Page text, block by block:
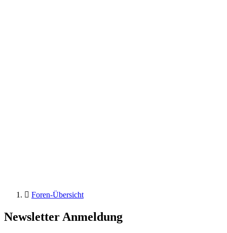
Foren-Übersicht
Newsletter Anmeldung